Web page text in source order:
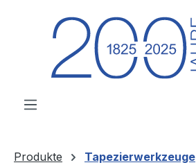
Zum Hauptinhalt springen
Produkte Tapezierwerkzeuge